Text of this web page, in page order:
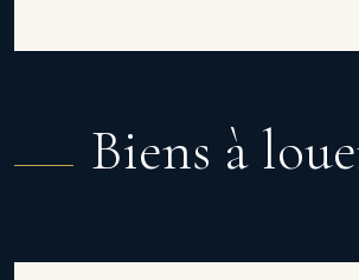
Biens à